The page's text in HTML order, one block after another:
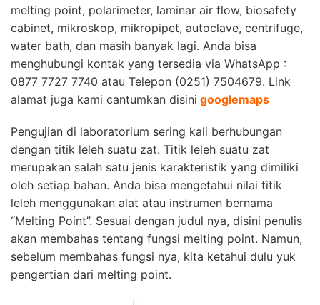
melting point, polarimeter, laminar air flow, biosafety
cabinet, mikroskop, mikropipet, autoclave, centrifuge,
water bath, dan masih banyak lagi. Anda bisa
menghubungi kontak yang tersedia via WhatsApp :
0877 7727 7740 atau Telepon (0251) 7504679. Link
alamat juga kami cantumkan disini googlemaps
Pengujian di laboratorium sering kali berhubungan
dengan titik leleh suatu zat. Titik leleh suatu zat
merupakan salah satu jenis karakteristik yang dimiliki
oleh setiap bahan. Anda bisa mengetahui nilai titik
leleh menggunakan alat atau instrumen bernama
“Melting Point”. Sesuai dengan judul nya, disini penulis
akan membahas tentang fungsi melting point. Namun,
sebelum membahas fungsi nya, kita ketahui dulu yuk
pengertian dari melting point.